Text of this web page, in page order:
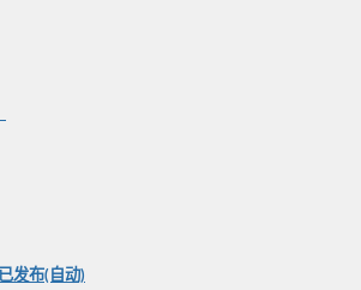
已发布(自动)